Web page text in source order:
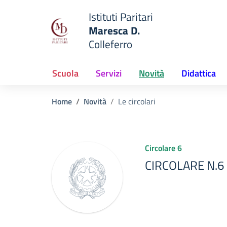
Istituti Paritari
Maresca D.
Colleferro
Scuola Servizi Novità Didattica
Home Novità Le circolari
Circolare 6
CIRCOLARE N.6